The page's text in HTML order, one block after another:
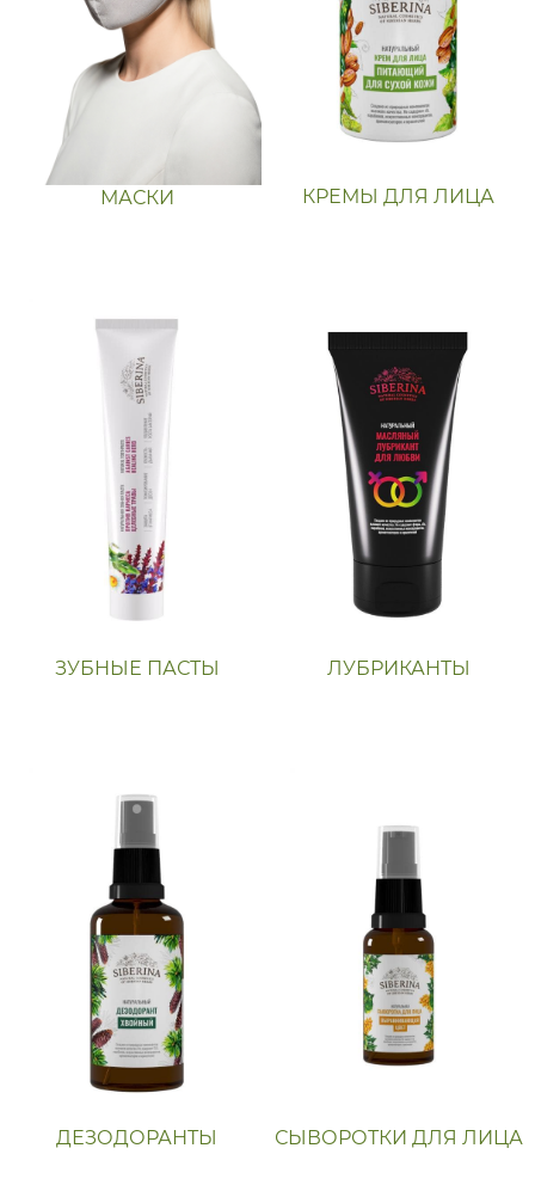
МАСКИ КРЕМЫ ДЛЯ ЛИЦА
ЗУБНЫЕ ПАСТЫ ЛУБРИКАНТЫ
ДЕЗОДОРАНТЫ СЫВОРОТКИ ДЛЯ ЛИЦА